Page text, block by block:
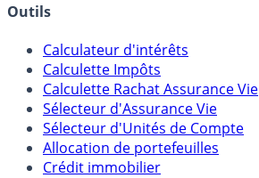
Outils
Calculateur d'intérêts
Calculette Impôts
Calculette Rachat Assurance Vie
Sélecteur d'Assurance Vie
Sélecteur d'Unités de Compte
Allocation de portefeuilles
Crédit immobilier